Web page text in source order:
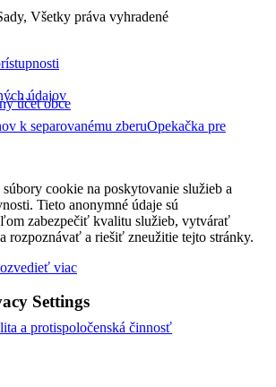
účet obce
a protispoločenská činnosť
Všetky práva vyhradené
údajov
k separovanému zberuOpekačka pre
cookie na poskytovanie služieb a
Tieto anonymné údaje sú
zabezpečiť kvalitu služieb, vytvárať
rozpoznávať a riešiť zneužitie tejto stránky.
viac
Settings